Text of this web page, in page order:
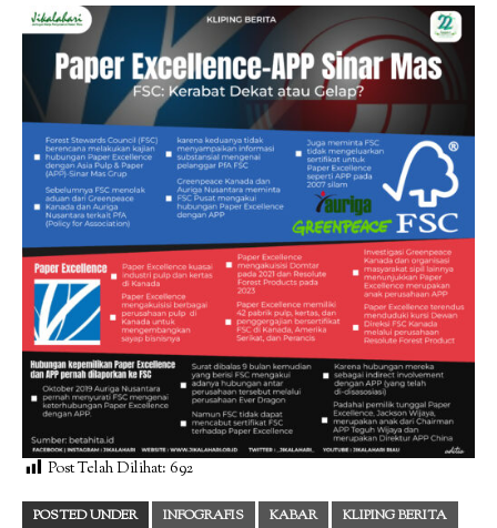
Post Telah Dilihat: 692
POSTED UNDER INFOGRAFIS KABAR
KLIPING BERITA